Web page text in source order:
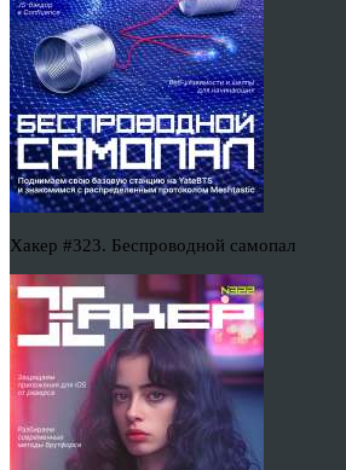
Хакер #323. Беспроводной самопал